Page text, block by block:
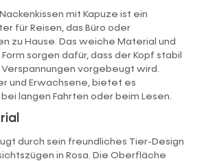
mit Kapuze ist ein
für Reisen, das Büro oder
zu Hause. Das weiche Material und
sorgen dafür, dass der Kopf stabil
vorgebeugt wird.
und Erwachsene, bietet es
langen Fahrten oder beim Lesen.
durch sein freundliches Tier-Design
in Rosa. Die Oberfläche